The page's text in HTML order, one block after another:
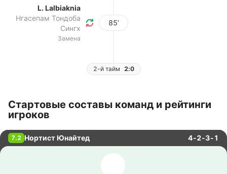
L. Lalbiaknia
Нгасепам Тондоба
Сингх
Замена
85’
2-й тайм 2:0
Стартовые составы команд и рейтинги
игроков
7.2 Нортист Юнайтед 4-2-3-1